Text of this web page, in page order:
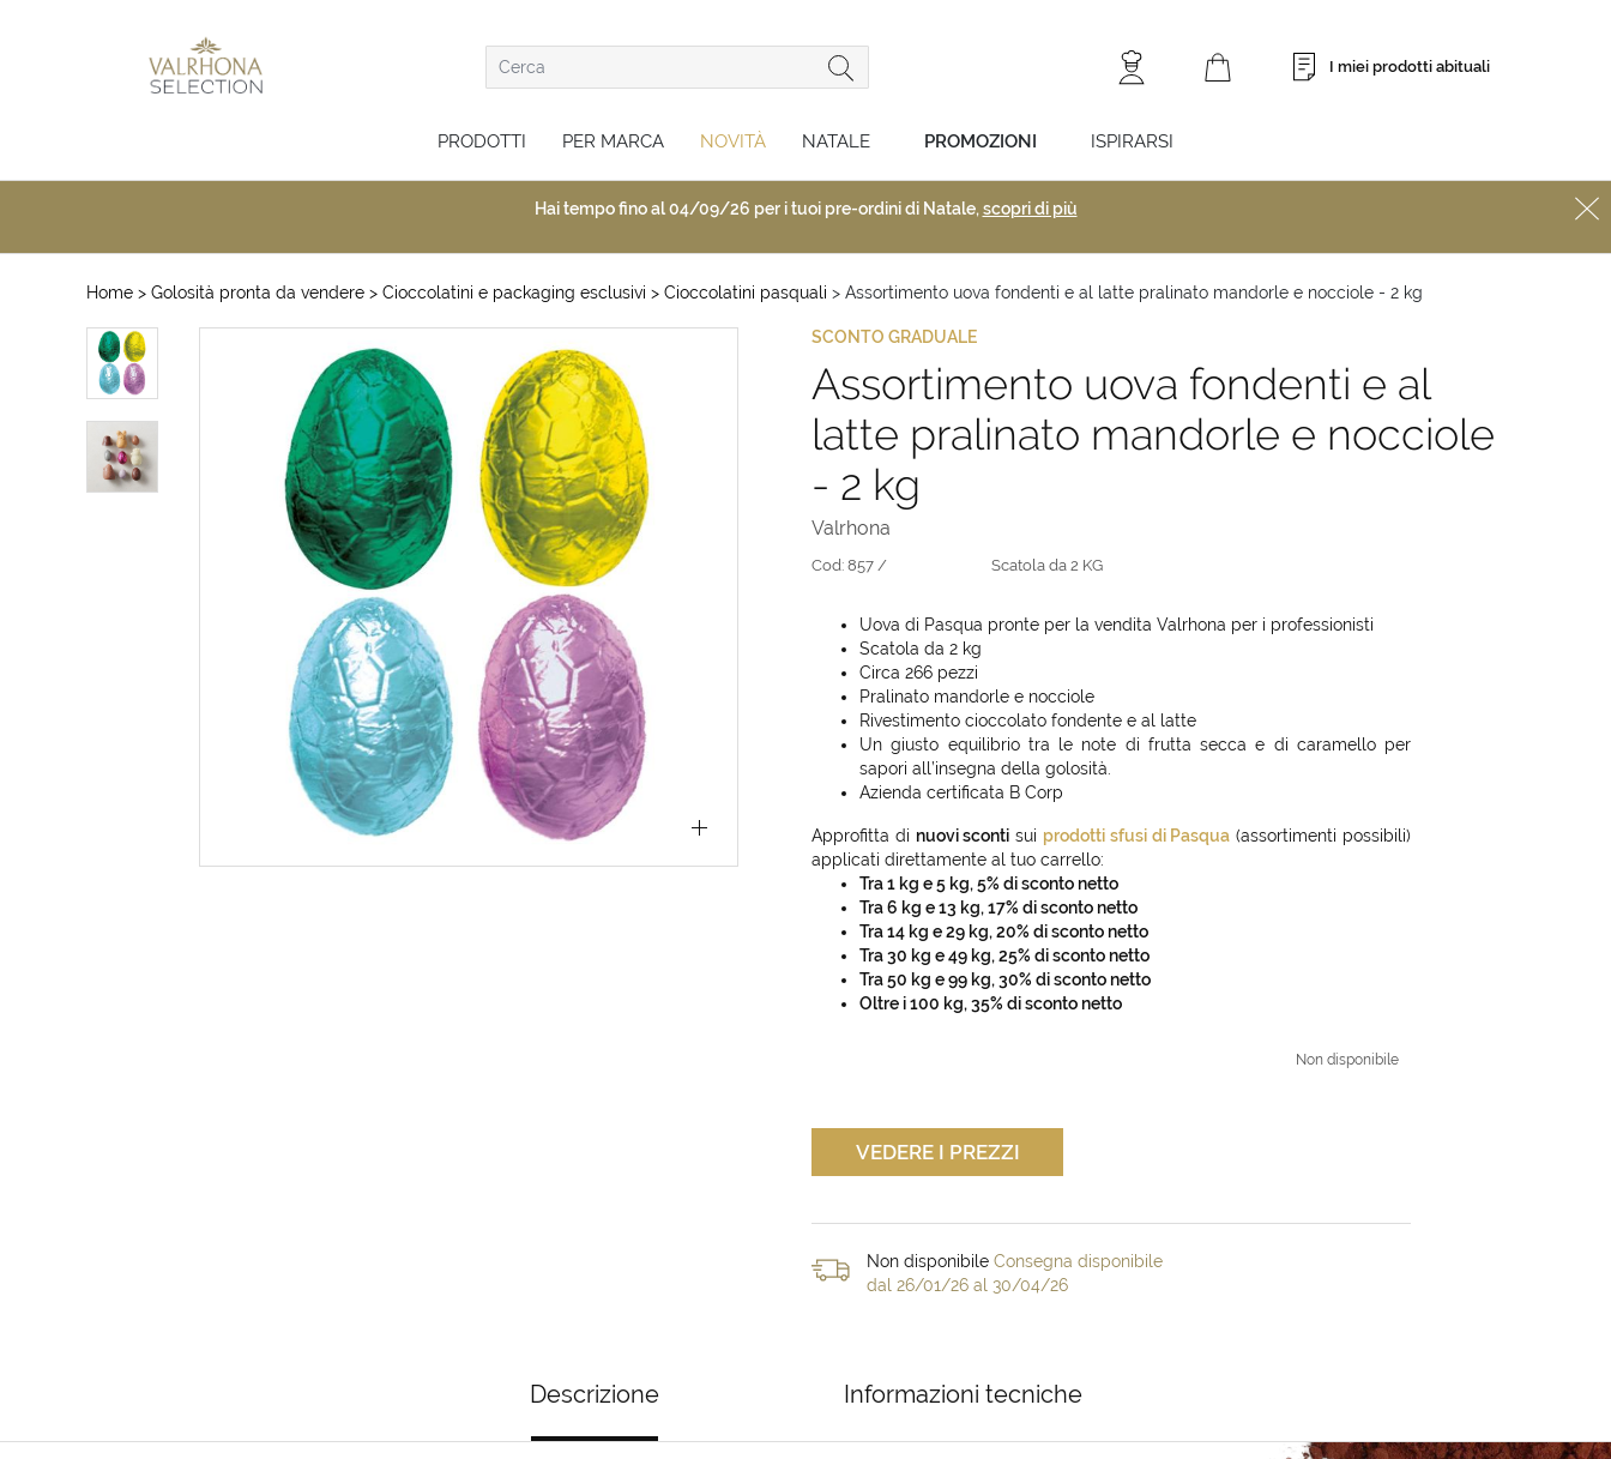
I miei prodotti abituali
PRODOTTI PER MARCA NOVITÀ NATALE PROMOZIONI ISPIRARSI
Hai tempo fino al 04/09/26 per i tuoi pre-ordini di Natale, scopri di più
Home > Golosità pronta da vendere > Cioccolatini e packaging esclusivi > Cioccolatini pasquali > Assortimento uova fondenti e al latte pralinato mandorle e nocciole - 2 kg
SCONTO GRADUALE
Assortimento uova fondenti e al
latte pralinato mandorle e nocciole
- 2 kg
Valrhona
Cod: 857 / Scatola da 2 KG
Uova di Pasqua pronte per la vendita Valrhona per i professionisti
Scatola da 2 kg
Circa 266 pezzi
Pralinato mandorle e nocciole
Rivestimento cioccolato fondente e al latte
Un giusto equilibrio tra le note di frutta secca e di caramello per
sapori all’insegna della golosità.
Azienda certificata B Corp
Approfitta di nuovi sconti sui prodotti sfusi di Pasqua (assortimenti possibili)
applicati direttamente al tuo carrello:
Tra 1 kg e 5 kg, 5% di sconto netto
Tra 6 kg e 13 kg, 17% di sconto netto
Tra 14 kg e 29 kg, 20% di sconto netto
Tra 30 kg e 49 kg, 25% di sconto netto
Tra 50 kg e 99 kg, 30% di sconto netto
Oltre i 100 kg, 35% di sconto netto
Non disponibile
VEDERE I PREZZI
Non disponibile Consegna disponibile
dal 26/01/26 al 30/04/26
Descrizione Informazioni tecniche